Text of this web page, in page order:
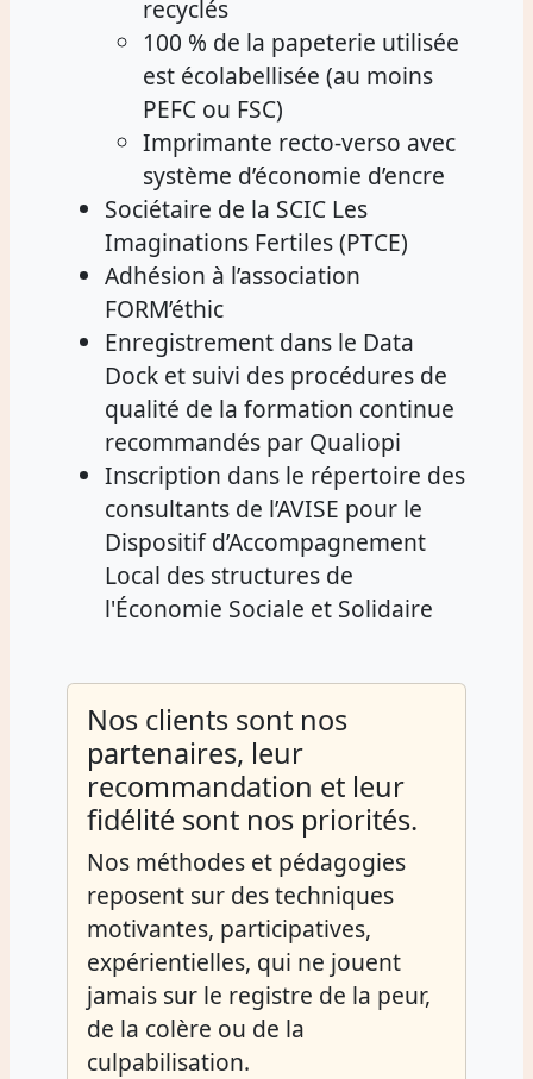
recyclés
100 % de la papeterie utilisée
est écolabellisée (au moins
PEFC ou FSC)
Imprimante recto-verso avec
système d’économie d’encre
Sociétaire de la SCIC Les
Imaginations Fertiles (PTCE)
Adhésion à l’association
FORM’éthic
Enregistrement dans le Data
Dock et suivi des procédures de
qualité de la formation continue
recommandés par Qualiopi
Inscription dans le répertoire des
consultants de l’AVISE pour le
Dispositif d’Accompagnement
Local des structures de
l'Économie Sociale et Solidaire
Nos clients sont nos
partenaires, leur
recommandation et leur
fidélité sont nos priorités.
Nos méthodes et pédagogies
reposent sur des techniques
motivantes, participatives,
expérientielles, qui ne jouent
jamais sur le registre de la peur,
de la colère ou de la
culpabilisation.